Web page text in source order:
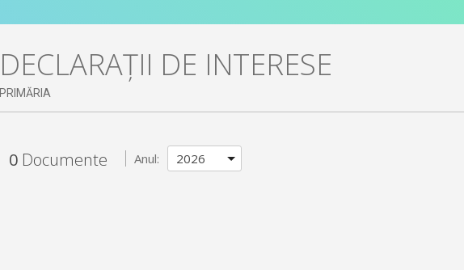
DECLARAȚII DE INTERESE
PRIMĂRIA
0 Documente Anul: